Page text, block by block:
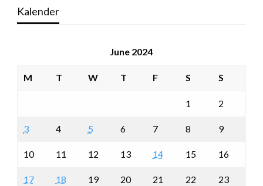
Kalender
June 2024
M T W T F S S
1 2
3 4 5 6 7 8 9
10 11 12 13 14 15 16
17 18 19 20 21 22 23